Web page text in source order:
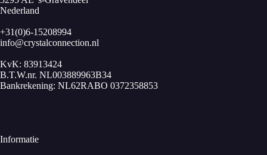
Nederland
+31(0)6-15208994
info@crystalconnection.nl
KvK: 83913424
B.T.W.nr. NL003889963B34
Bankrekening: NL62RABO 0372358853
Informatie